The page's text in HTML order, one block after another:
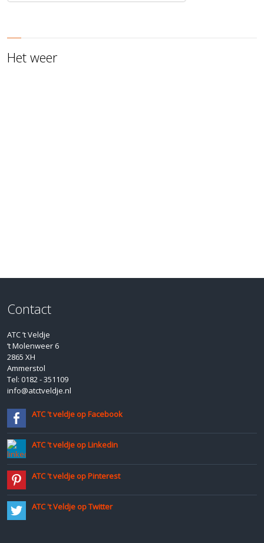
Het weer
Contact
ATC ’t Veldje
‘t Molenweer 6
2865 XH
Ammerstol
Tel: 0182 - 351109
info@atctveldje.nl
ATC 't veldje op Facebook
ATC 't veldje op Linkedin
ATC 't veldje op Pinterest
ATC 't Veldje op Twitter